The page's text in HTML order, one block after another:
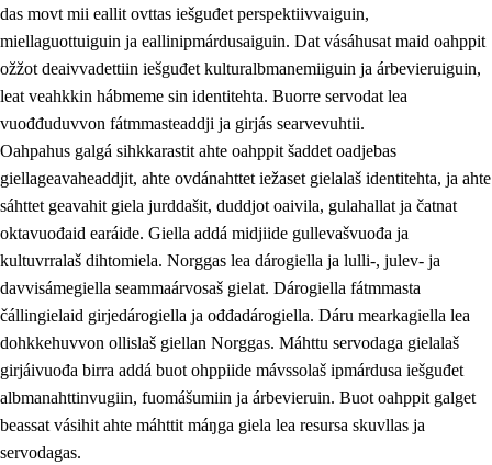
das movt mii eallit ovttas iešguđet perspektiivvaiguin,
miellaguottuiguin ja eallinipmárdusaiguin. Dat vásáhusat maid oahppit
ožžot deaivvadettiin iešguđet kulturalbmanemiiguin ja árbevieruiguin,
leat veahkkin hábmeme sin identitehta. Buorre servodat lea
vuođđuduvvon fátmmasteaddji ja girjás searvevuhtii.
Oahpahus galgá sihkkarastit ahte oahppit šaddet oadjebas
giellageavaheaddjit, ahte ovdánahttet iežaset gielalaš identitehta, ja ahte
sáhttet geavahit giela jurddašit, duddjot oaivila, gulahallat ja čatnat
oktavuođaid earáide. Giella addá midjiide gullevašvuođa ja
kultuvrralaš dihtomiela. Norggas lea dárogiella ja lulli-, julev- ja
davvisámegiella seammaárvosaš gielat. Dárogiella fátmmasta
čállingielaid girjedárogiella ja ođđadárogiella. Dáru mearkagiella lea
dohkkehuvvon ollislaš giellan Norggas. Máhttu servodaga gielalaš
girjáivuođa birra addá buot ohppiide mávssolaš ipmárdusa iešguđet
albmanahttinvugiin, fuomášumiin ja árbevieruin. Buot oahppit galget
beassat vásihit ahte máhttit máŋga giela lea resursa skuvllas ja
servodagas.